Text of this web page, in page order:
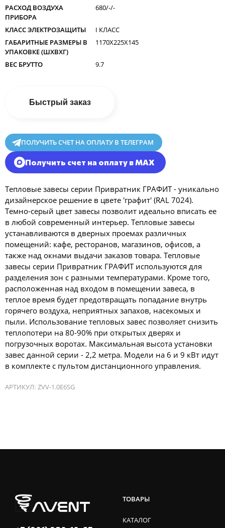
РАСХОД ВОЗДУХА
ПРИБОРА
680/-/-
КЛАСС ЭЛЕКТРОЗАЩИТЫ
I КЛАСС
ГАБАРИТНЫЕ РАЗМЕРЫ В
УПАКОВКЕ (ШXВXГ)
1170X225X145
ВЕС БРУТТО 9.7
Быстрый заказ
ПОЛУЧИТЬ СЧЕТ НА ОПЛАТУ В ТЕЛЕГРАМ
Получить счет на оплату в MAX
Тепловые завесы серии Привратник ГРАФИТ - уникально
дизайнерское решение в цвете 'графит' (RAL 7024).
Темно-серый цвет завесы позволит идеально вписать ее
в любой современный интерьер. Тепловые завесы
устанавливаются в дверных проемах различных
помещений: кафе, ресторанов, магазинов, офисов, а
также над окнами выдачи заказов товара. Тепловые
завесы серии Привратник ГРАФИТ используются для
разделения зон с разными температурами. Кроме того,
расположенная над входом в помещении завеса, в
теплое время будет предотвращать попадание внутрь
горячего воздуха, неприятных запахов, насекомых и
пыли. Использование тепловых завес позволяет снизить
теплопотери на 80-90% при открытых дверях и
погрузочных воротах. Максимальная высота установки
завес данной серии - 2,2 метра. Модели на 6 и 9 кВт идут
в комплекте с пультом дистанционного управления.
АРТИКУЛ: ZVV-1.0E6SG
ТОВАРЫ
КАТАЛОГ